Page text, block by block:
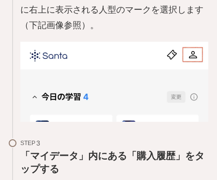
に右上に表示される人型のマークを選択します
（下記画像参照）。
STEP
「マイデータ」内にある「購入履歴」をタ
ップする